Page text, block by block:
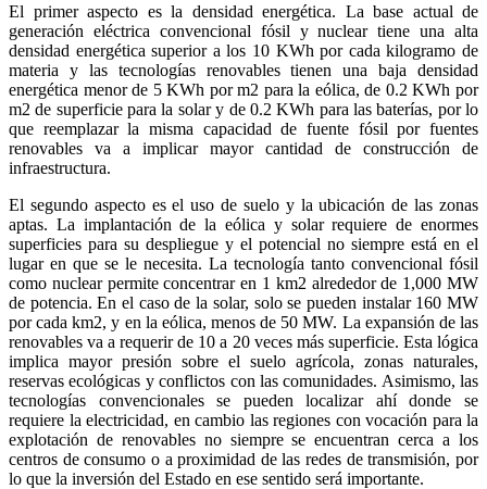
El primer aspecto es la densidad energética. La base actual de
generación eléctrica convencional fósil y nuclear tiene una alta
densidad energética superior a los 10 KWh por cada kilogramo de
materia y las tecnologías renovables tienen una baja densidad
energética menor de 5 KWh por m2 para la eólica, de 0.2 KWh por
m2 de superficie para la solar y de 0.2 KWh para las baterías, por lo
que reemplazar la misma capacidad de fuente fósil por fuentes
renovables va a implicar mayor cantidad de construcción de
infraestructura.
El segundo aspecto es el uso de suelo y la ubicación de las zonas
aptas. La implantación de la eólica y solar requiere de enormes
superficies para su despliegue y el potencial no siempre está en el
lugar en que se le necesita. La tecnología tanto convencional fósil
como nuclear permite concentrar en 1 km2 alrededor de 1,000 MW
de potencia. En el caso de la solar, solo se pueden instalar 160 MW
por cada km2, y en la eólica, menos de 50 MW. La expansión de las
renovables va a requerir de 10 a 20 veces más superficie. Esta lógica
implica mayor presión sobre el suelo agrícola, zonas naturales,
reservas ecológicas y conflictos con las comunidades. Asimismo, las
tecnologías convencionales se pueden localizar ahí donde se
requiere la electricidad, en cambio las regiones con vocación para la
explotación de renovables no siempre se encuentran cerca a los
centros de consumo o a proximidad de las redes de transmisión, por
lo que la inversión del Estado en ese sentido será importante.